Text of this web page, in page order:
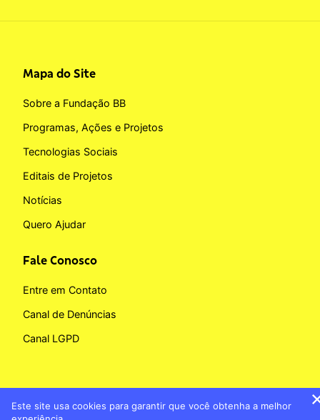
Mapa do Site
Sobre a Fundação BB
Programas, Ações e Projetos
Tecnologias Sociais
Editais de Projetos
Notícias
Quero Ajudar
Fale Conosco
Entre em Contato
Canal de Denúncias
Canal LGPD
Este site usa cookies para garantir que você obtenha a melhor